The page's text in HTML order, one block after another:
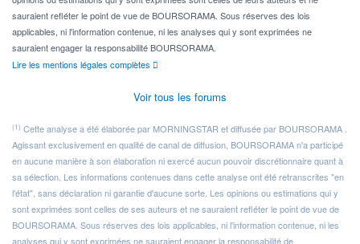
sauraient refléter le point de vue de BOURSORAMA. Sous réserves des lois
applicables, ni l'information contenue, ni les analyses qui y sont exprimées ne
sauraient engager la responsabilité BOURSORAMA.
Lire les mentions légales complètes
Voir tous les forums
(1) Cette analyse a été élaborée par MORNINGSTAR et diffusée par BOURSORAMA .
Agissant exclusivement en qualité de canal de diffusion, BOURSORAMA n'a participé
en aucune manière à son élaboration ni exercé aucun pouvoir discrétionnaire quant à
sa sélection. Les informations contenues dans cette analyse ont été retranscrites "en
l'état", sans déclaration ni garantie d'aucune sorte. Les opinions ou estimations qui y
sont exprimées sont celles de ses auteurs et ne sauraient refléter le point de vue de
BOURSORAMA. Sous réserves des lois applicables, ni l'information contenue, ni les
analyses qui y sont exprimées ne sauraient engager la responsabilité de